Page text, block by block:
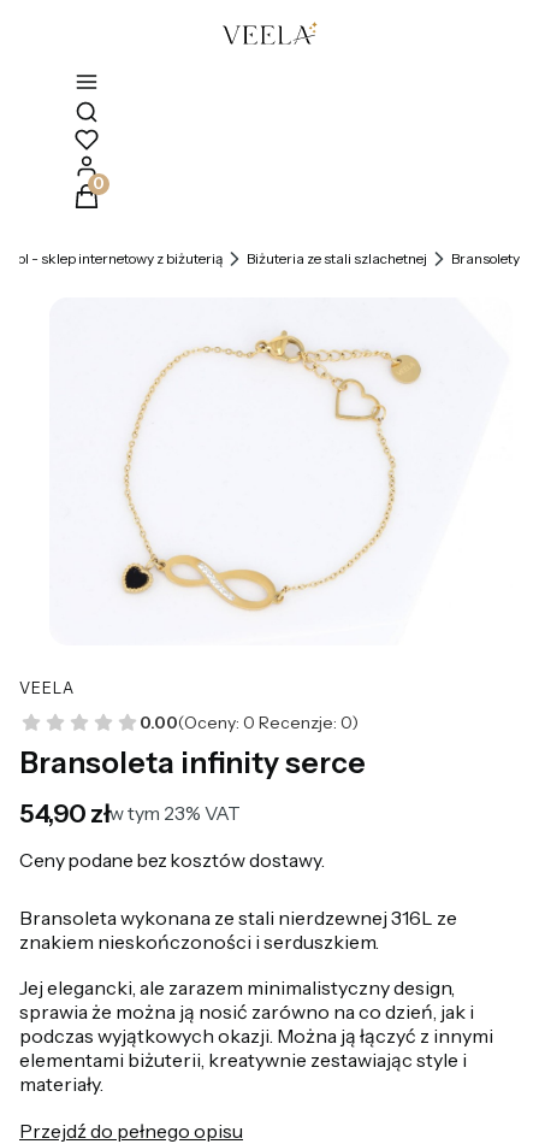
Otwórz wyszukiwarkę
Produkty w koszyku: 0. Zobacz szczegóły
- sklep internetowy z biżuterią Biżuteria ze stali szlachetnej Bransolety
VEELA
0.00(Oceny: 0 Recenzje: 0)
Bransoleta infinity serce
Cena
54,90 złw tym 23% VAT
w tym 23% VAT
Ceny podane bez kosztów dostawy.
Bransoleta wykonana ze stali nierdzewnej 316L ze
znakiem nieskończoności i serduszkiem.
Jej elegancki, ale zarazem minimalistyczny design,
sprawia że można ją nosić zarówno na co dzień, jak i
podczas wyjątkowych okazji. Można ją łączyć z innymi
elementami biżuterii, kreatywnie zestawiając style i
materiały.
Przejdź do pełnego opisu